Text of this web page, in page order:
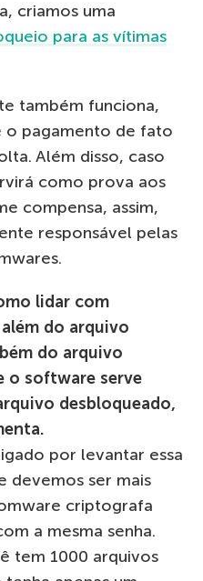
criamos uma
para as vítimas
também funciona,
o pagamento de fato
Além disso, caso
como prova aos
compensa, assim,
responsável pelas
lidar com
do arquivo
do arquivo
o software serve
desbloqueado,
por levantar essa
devemos ser mais
criptografa
a mesma senha.
tem 1000 arquivos